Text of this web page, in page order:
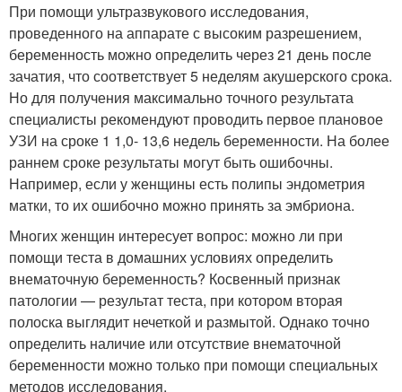
При помощи ультразвукового исследования,
проведенного на аппарате с высоким разрешением,
беременность можно определить через 21 день после
зачатия, что соответствует 5 неделям акушерского срока.
Но для получения максимально точного результата
специалисты рекомендуют проводить первое плановое
УЗИ на сроке 1 1,0- 13,6 недель беременности. На более
раннем сроке результаты могут быть ошибочны.
Например, если у женщины есть полипы эндометрия
матки, то их ошибочно можно принять за эмбриона.
Многих женщин интересует вопрос: можно ли при
помощи теста в домашних условиях определить
внематочную беременность? Косвенный признак
патологии — результат теста, при котором вторая
полоска выглядит нечеткой и размытой. Однако точно
определить наличие или отсутствие внематочной
беременности можно только при помощи специальных
методов исследования.